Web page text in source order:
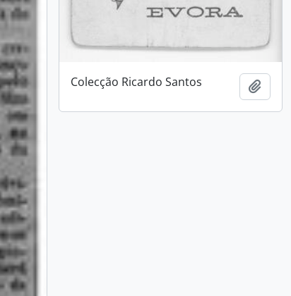
Colecção Ricardo Santos Add